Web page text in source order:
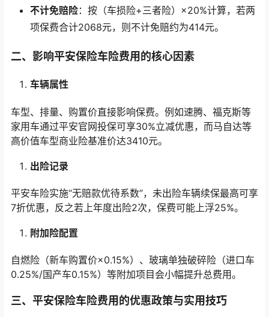
不计免赔险：按（车损险+三者险）×20%计算，若两
项保费合计2068元，则不计免赔约为414元。
二、影响平安保险车险费用的核心因素
车辆属性
车型、排量、购置价直接影响保费。例如速腾、福克斯等
家用车通过平安官网投保可享30%立减优惠，而马自达等
高价值车型商业险基准价达3410元。
出险记录
平安车险实施“无赔款优待系数”，未出险车辆续保最高可享
7折优惠，反之若上年度出险2次，保费可能上浮25%。
附加险配置
自燃险（新车购置价×0.15%）、玻璃单独破碎险（进口车
0.25%/国产车0.15%）等附加项目会小幅提升总费用。
三、平安保险车险费用的优惠政策与实用技巧